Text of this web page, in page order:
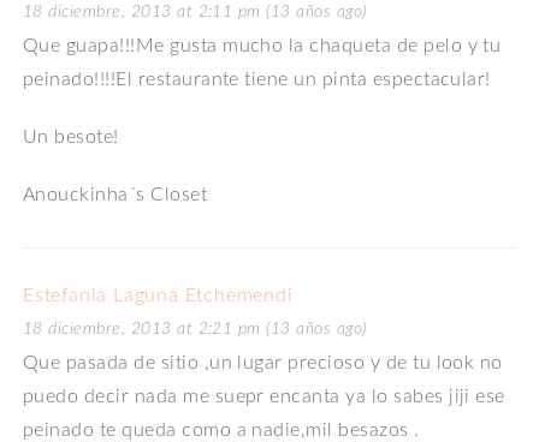
18 diciembre, 2013 at 2:11 pm (13 años ago)
Que guapa!!!Me gusta mucho la chaqueta de pelo y tu
peinado!!!!El restaurante tiene un pinta espectacular!
Un besote!
Anouckinha´s Closet
Estefania Laguna Etchemendi
18 diciembre, 2013 at 2:21 pm (13 años ago)
Que pasada de sitio ,un lugar precioso y de tu look no
puedo decir nada me suepr encanta ya lo sabes jiji ese
peinado te queda como a nadie,mil besazos .